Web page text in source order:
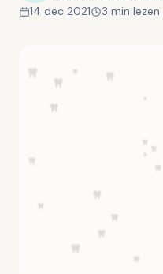
14 dec 2021 3 min lezen